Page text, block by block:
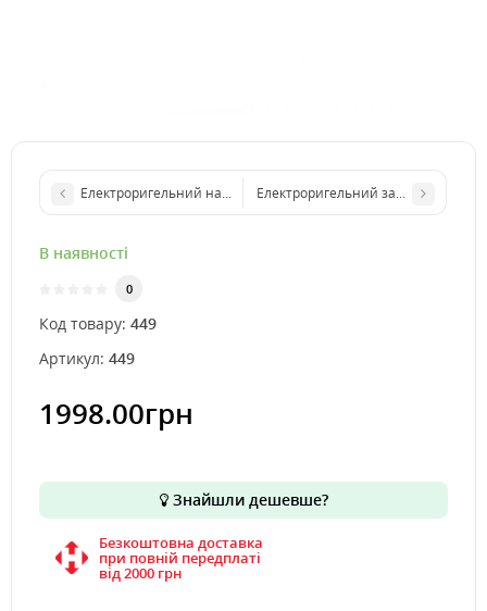
Електроригельний накладний замок ABLE 150ATL
Електроригельний замок YB-200
В наявності
0
Код товару: 449
Артикул: 449
1998.00грн
Знайшли дешевше?
Безкоштовна доставка
при повній передплаті
вiд 2000 грн